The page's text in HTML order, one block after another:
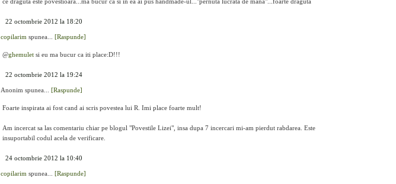
22 octombrie 2012 la 18:20
copilarim spunea... [Raspunde]
@ghemulet si eu ma bucur ca iti place:D!!!
22 octombrie 2012 la 19:24
Anonim spunea... [Raspunde]
Foarte inspirata ai fost cand ai scris povestea lui R. Imi place foarte mult!
Am incercat sa las comentariu chiar pe blogul "Povestile Lizei", insa dupa 7 incercari mi-am pierdut rabdarea. Este
insuportabil codul acela de verificare.
24 octombrie 2012 la 10:40
copilarim spunea... [Raspunde]